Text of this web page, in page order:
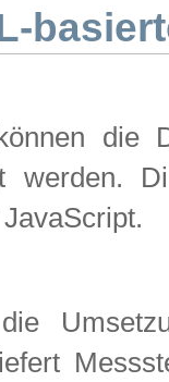
die
werden.